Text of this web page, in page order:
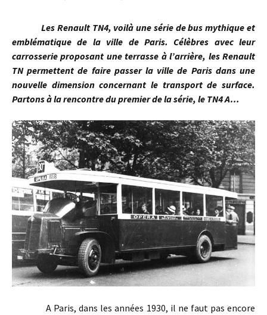
Les Renault TN4, voilà une série de bus mythique et
emblématique de la ville de Paris. Célèbres avec leur
carrosserie proposant une terrasse à l’arrière, les Renault
TN permettent de faire passer la ville de Paris dans une
nouvelle dimension concernant le transport de surface.
Partons à la rencontre du premier de la série, le TN4 A…
A Paris, dans les années 1930, il ne faut pas encore